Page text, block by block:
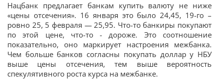
Нацбанк предлагает банкам купить валюту не ниже
«цены отсечения». 16 января это было 24,45, 19-го –
ровно 25, 5 февраля — 25,95. Что-то банкиры покупают
по этой цене, что-то - дороже. Это соотношение
показательно, оно маркирует настроения межбанка.
Чем больше банков согласны покупать доллар у НБУ
выше цены отсечения, тем выше вероятность
спекулятивного роста курса на межбанке.